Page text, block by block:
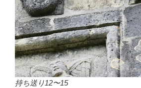
持ち送り12〜15